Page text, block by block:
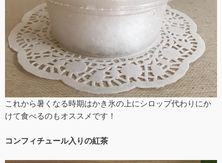
これから暑くなる時期はかき氷の上にシロップ代わりにか
けて食べるのもオススメです！
コンフィチュール入りの紅茶